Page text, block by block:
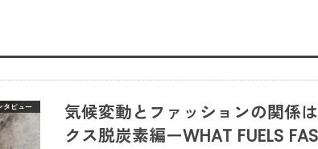
タビュー
気候変動とファッションの関係
クス脱炭素編ーWHAT FUELS